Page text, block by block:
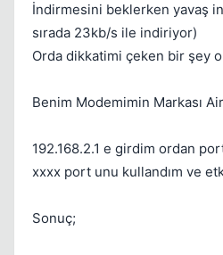
İndirmesini beklerken yavaş
sırada 23kb/s ile indiriyor)
Orda dikkatimi çeken bir şey
Benim Modemimin Markası
192.168.2.1 e girdim ordan
xxxx port unu kullandım ve
Sonuç;